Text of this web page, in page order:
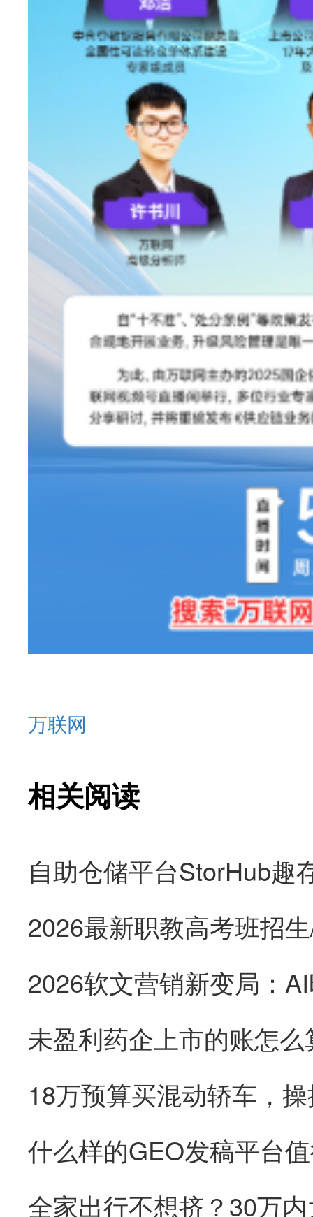
万联网
相关阅读
未盈利药企上市的账怎
18万预算买混动轿车，
全家出行不想挤？30万